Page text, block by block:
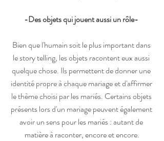
-Des objets qui jouent aussi un rôle-
Bien que l'humain soit le plus important dans
le story telling, les objets racontent eux aussi
quelque chose. Ils permettent de donner une
identité propre à chaque mariage et d'affirmer
le thème choisi par les mariés. Certains objets
présents lors d'un mariage peuvent également
avoir un sens pour les mariés : autant de
matière à raconter, encore et encore.